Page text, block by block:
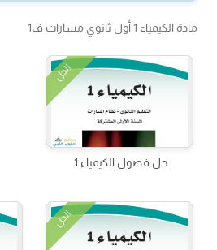
مادة الكيمياء 1 أول ثانوي مسارات ف1
الحل
حل فصول الكيمياء 1
الحل